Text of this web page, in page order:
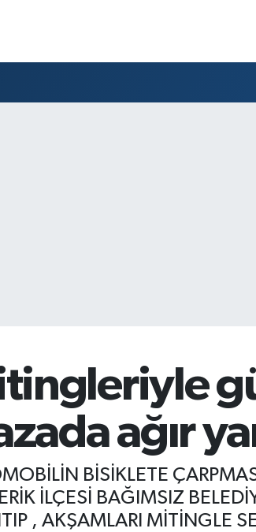
ağır
BİSİKLETE
İLÇESİ BAĞIMSIZ
, AKŞAMLARI MİTİNGLE